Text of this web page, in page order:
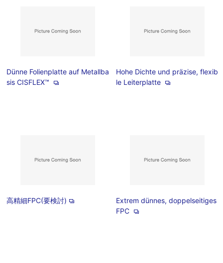
Dünne Folienplatte auf Metallba
sis CISFLEX™
Hohe Dichte und präzise, flexib
le Leiterplatte
高精細FPC(要検討)
Extrem dünnes, doppelseitiges
FPC